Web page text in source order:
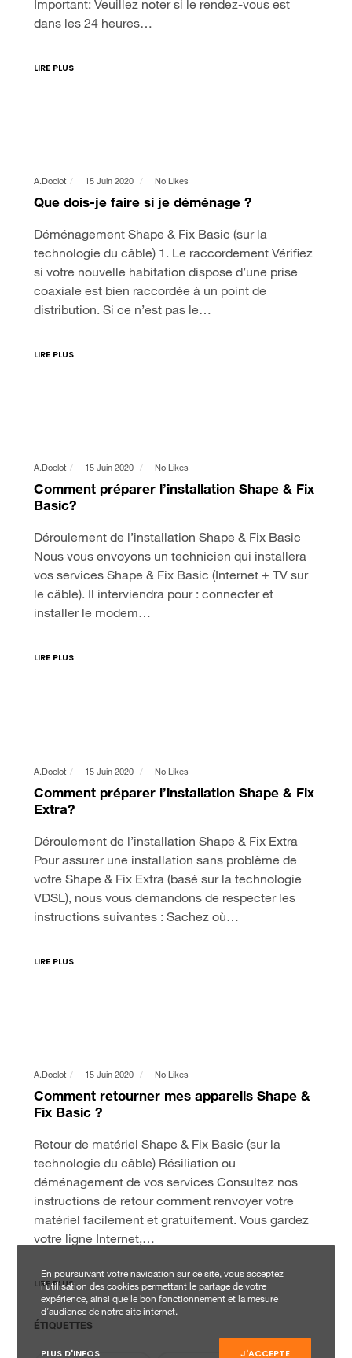
Important: Veuillez noter si le rendez-vous est
dans les 24 heures…
LIRE PLUS
A.doclot 15 Juin 2020 No Likes
Que dois-je faire si je déménage ?
Déménagement Shape & Fix Basic (sur la
technologie du câble) 1. Le raccordement Vérifiez
si votre nouvelle habitation dispose d’une prise
coaxiale est bien raccordée à un point de
distribution. Si ce n’est pas le…
LIRE PLUS
A.doclot 15 Juin 2020 No Likes
Comment préparer l’installation Shape & Fix
Basic?
Déroulement de l’installation Shape & Fix Basic
Nous vous envoyons un technicien qui installera
vos services Shape & Fix Basic (Internet + TV sur
le câble). Il interviendra pour : connecter et
installer le modem…
LIRE PLUS
A.doclot 15 Juin 2020 No Likes
Comment préparer l’installation Shape & Fix
Extra?
Déroulement de l’installation Shape & Fix Extra
Pour assurer une installation sans problème de
votre Shape & Fix Extra (basé sur la technologie
VDSL), nous vous demandons de respecter les
instructions suivantes : Sachez où…
LIRE PLUS
A.doclot 15 Juin 2020 No Likes
Comment retourner mes appareils Shape &
Fix Basic ?
Retour de matériel Shape & Fix Basic (sur la
technologie du câble) Résiliation ou
déménagement de vos services Consultez nos
instructions de retour comment renvoyer votre
matériel facilement et gratuitement. Vous gardez
votre ligne Internet,…
LIRE PLUS
ÉTIQUETTES
En poursuivant votre navigation sur ce site, vous acceptez
l’utilisation des cookies permettant le partage de votre
expérience, ainsi que le bon fonctionnement et la mesure
d’audience de notre site internet.
PLUS D'INFOS J'ACCEPTE